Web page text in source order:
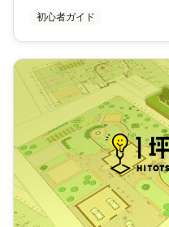
初心者ガイド